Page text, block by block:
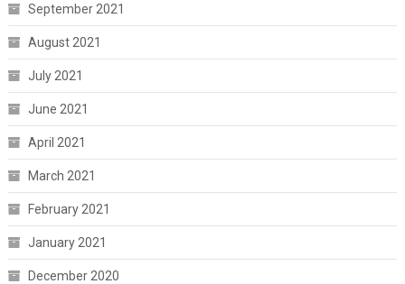
September 2021
August 2021
July 2021
June 2021
April 2021
March 2021
February 2021
January 2021
December 2020